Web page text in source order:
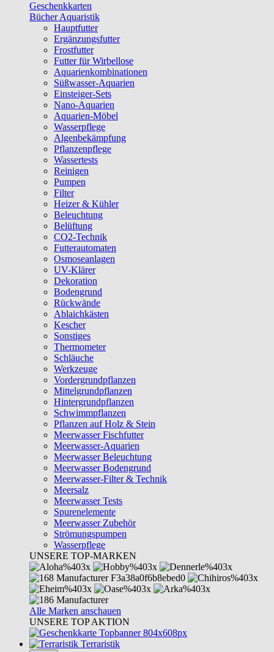
Geschenkkarten
Bücher Aquaristik
Hauptfutter
Ergänzungsfutter
Frostfutter
Futter für Wirbellose
Aquarienkombinationen
Süßwasser-Aquarien
Einsteiger-Sets
Nano-Aquarien
Aquarien-Möbel
Wasserpflege
Algenbekämpfung
Pflanzenpflege
Wassertests
Reinigen
Pumpen
Filter
Heizer & Kühler
Beleuchtung
Belüftung
CO2-Technik
Futterautomaten
Osmoseanlagen
UV-Klärer
Dekoration
Bodengrund
Rückwände
Ablaichkästen
Kescher
Sonstiges
Thermometer
Schläuche
Werkzeuge
Vordergrundpflanzen
Mittelgrundpflanzen
Hintergrundpflanzen
Schwimmpflanzen
Pflanzen auf Holz & Stein
Meerwasser Fischfutter
Meerwasser-Aquarien
Meerwasser Beleuchtung
Meerwasser Bodengrund
Meerwasser-Filter & Technik
Meersalz
Meerwasser Tests
Spurenelemente
Meerwasser Zubehör
Strömungspumpen
Wasserpflege
UNSERE TOP-MARKEN
Alle Marken anschauen
UNSERE TOP AKTION
Terraristik